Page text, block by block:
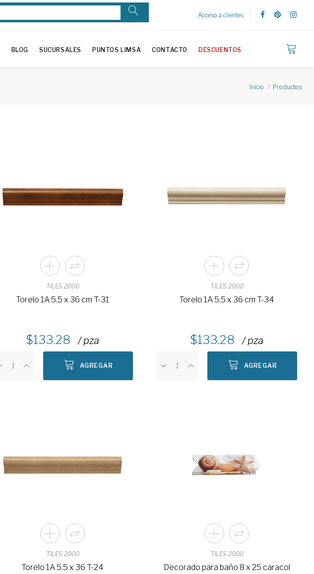
Acceso a clientes
BLOG SUCURSALES PUNTOS LIMSA CONTACTO DESCUENTOS
Inicio Productos
TILES 2000
Torelo 1A 5.5 x 36 cm T-31
133.28 / pza
AGREGAR
TILES 2000
Torelo 1A 5.5 x 36 cm T-34
133.28 / pza
AGREGAR
TILES 2000
Torelo 1A 5.5 x 36 T-24
TILES 2000
Decorado para baño 8 x 25 caracol